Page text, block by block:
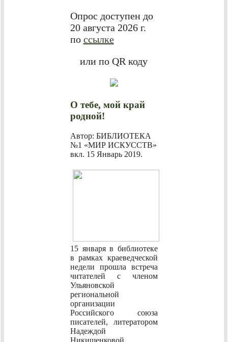
Опрос доступен до
20 августа 2026 г.
по ссылке
или по QR коду
О тебе, мой край
родной!
Автор: БИБЛИОТЕКА
№1 «МИР ИСКУССТВ»
вкл. 15 Январь 2019.
15 января в библиотеке
в рамках краеведческой
недели прошла встреча
читателей с членом
Ульяновской
региональной
организации
Российского союза
писателей, литератором
Надеждой
Никищенковой.